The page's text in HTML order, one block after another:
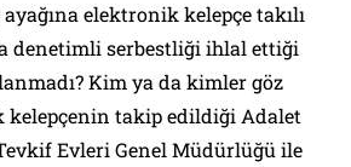
elektronik kelepçe takılı
denetimli serbestliği ihlal ettiği
Kim ya da kimler göz
kelepçenin takip edildiği Adalet
Evleri Genel Müdürlüğü ile